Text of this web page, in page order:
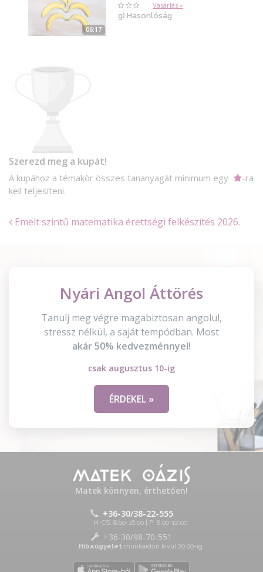
06:17
Vásárlás »
g) Hasonlóság
Szerezd meg a kupát!
A kupához a témakör összes tananyagát minimum egy
-ra
kell teljesíteni.
Emelt szintű matematika érettségi felkészítés 2026.
Nyári Angol Áttörés
Tanulj meg végre magabiztosan angolul,
stressz nélkül, a saját tempódban. Most
akár 50% kedvezménnyel!
csak augusztus 10-ig
ÉRDEKEL »
Matek könnyen, érthetően!
+36-30/38-22-555
H-CS: 8:00-16:00 | P: 8:00-12:00
+36-30/98-70-551
Hibaügyelet munkaidőn kívül 20:00-ig